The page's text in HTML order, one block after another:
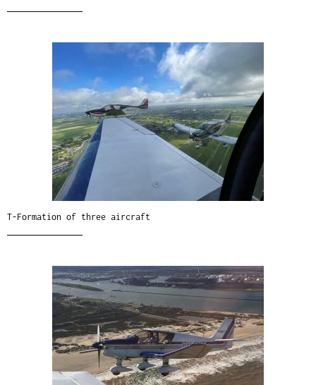
T-Formation of three aircraft